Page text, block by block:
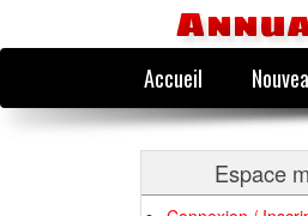
Accueil
Espace